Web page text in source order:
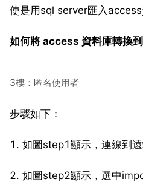
使是用sql server匯入
如何將 access 資料庫轉換
3樓：匿名使用者
步驟如下：
1. 如圖step1顯示，連線到
2. 如圖step2顯示，選中